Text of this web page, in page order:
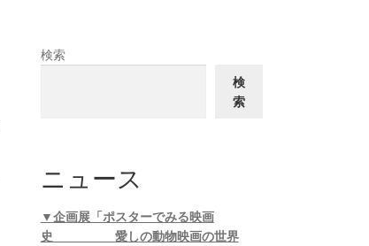
検索
検
索
ニュース
▼企画展「ポスターでみる映画
史 愛しの動物映画の世界